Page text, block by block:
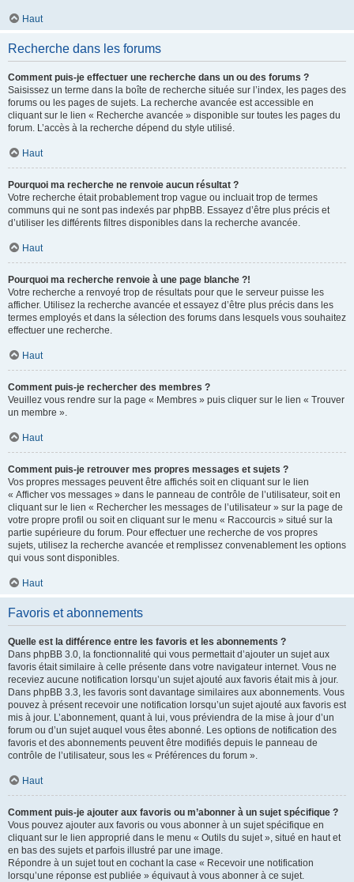
Haut
Recherche dans les forums
Comment puis-je effectuer une recherche dans un ou des forums ?
Saisissez un terme dans la boîte de recherche située sur l’index, les pages des
forums ou les pages de sujets. La recherche avancée est accessible en
cliquant sur le lien « Recherche avancée » disponible sur toutes les pages du
forum. L’accès à la recherche dépend du style utilisé.
Haut
Pourquoi ma recherche ne renvoie aucun résultat ?
Votre recherche était probablement trop vague ou incluait trop de termes
communs qui ne sont pas indexés par phpBB. Essayez d’être plus précis et
d’utiliser les différents filtres disponibles dans la recherche avancée.
Haut
Pourquoi ma recherche renvoie à une page blanche ?!
Votre recherche a renvoyé trop de résultats pour que le serveur puisse les
afficher. Utilisez la recherche avancée et essayez d’être plus précis dans les
termes employés et dans la sélection des forums dans lesquels vous souhaitez
effectuer une recherche.
Haut
Comment puis-je rechercher des membres ?
Veuillez vous rendre sur la page « Membres » puis cliquer sur le lien « Trouver
un membre ».
Haut
Comment puis-je retrouver mes propres messages et sujets ?
Vos propres messages peuvent être affichés soit en cliquant sur le lien
« Afficher vos messages » dans le panneau de contrôle de l’utilisateur, soit en
cliquant sur le lien « Rechercher les messages de l’utilisateur » sur la page de
votre propre profil ou soit en cliquant sur le menu « Raccourcis » situé sur la
partie supérieure du forum. Pour effectuer une recherche de vos propres
sujets, utilisez la recherche avancée et remplissez convenablement les options
qui vous sont disponibles.
Haut
Favoris et abonnements
Quelle est la différence entre les favoris et les abonnements ?
Dans phpBB 3.0, la fonctionnalité qui vous permettait d’ajouter un sujet aux
favoris était similaire à celle présente dans votre navigateur internet. Vous ne
receviez aucune notification lorsqu’un sujet ajouté aux favoris était mis à jour.
Dans phpBB 3.3, les favoris sont davantage similaires aux abonnements. Vous
pouvez à présent recevoir une notification lorsqu’un sujet ajouté aux favoris est
mis à jour. L’abonnement, quant à lui, vous préviendra de la mise à jour d’un
forum ou d’un sujet auquel vous êtes abonné. Les options de notification des
favoris et des abonnements peuvent être modifiés depuis le panneau de
contrôle de l’utilisateur, sous les « Préférences du forum ».
Haut
Comment puis-je ajouter aux favoris ou m’abonner à un sujet spécifique ?
Vous pouvez ajouter aux favoris ou vous abonner à un sujet spécifique en
cliquant sur le lien approprié dans le menu « Outils du sujet », situé en haut et
en bas des sujets et parfois illustré par une image.
Répondre à un sujet tout en cochant la case « Recevoir une notification
lorsqu’une réponse est publiée » équivaut à vous abonner à ce sujet.